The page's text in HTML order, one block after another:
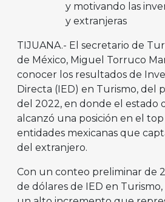
y motivando las
y extranjeras
TIJUANA.- El secretario de
de México, Miguel Torruco
conocer los resultados de
Directa (IED) en Turismo, del
del 2022, en donde el estado
alcanzó una posición en el
entidades mexicanas que
del extranjero.
Con un conteo preliminar de
de dólares de IED en